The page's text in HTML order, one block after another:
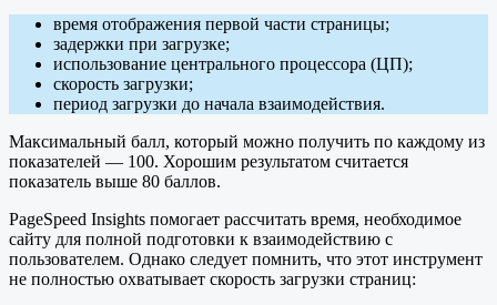
время отображения первой части страницы;
задержки при загрузке;
использование центрального процессора (ЦП);
скорость загрузки;
период загрузки до начала взаимодействия.
Максимальный балл, который можно получить по каждому из
показателей — 100. Хорошим результатом считается
показатель выше 80 баллов.
PageSpeed Insights помогает рассчитать время, необходимое
сайту для полной подготовки к взаимодействию с
пользователем. Однако следует помнить, что этот инструмент
не полностью охватывает скорость загрузки страниц: